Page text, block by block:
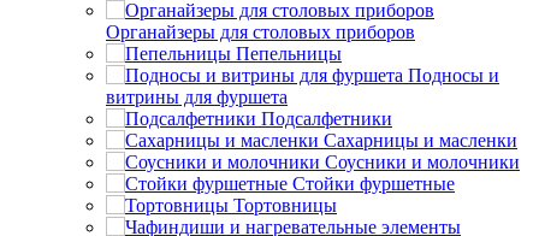
Органайзеры для столовых приборов
Пепельницы
Подносы и
витрины для фуршета
Подсалфетники
Сахарницы и масленки
Соусники и молочники
Стойки фуршетные
Тортовницы